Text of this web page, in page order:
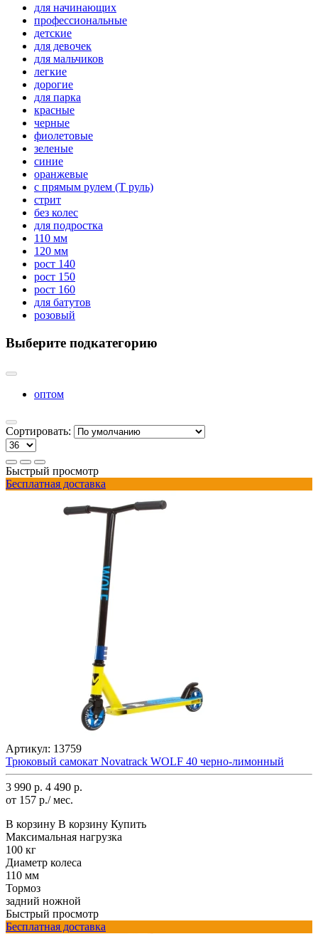
для начинающих
профессиональные
детские
для девочек
для мальчиков
легкие
дорогие
для парка
красные
черные
фиолетовые
зеленые
синие
оранжевые
с прямым рулем (Т руль)
стрит
без колес
для подростка
110 мм
120 мм
рост 140
рост 150
рост 160
для батутов
розовый
Выберите подкатегорию
оптом
Сортировать:
Быстрый просмотр
Бесплатная доставка
Артикул: 13759
Трюковый самокат Novatrack WOLF 40 черно-лимонный
3 990 р. 4 490 р.
от 157 р./ мес.
В корзину В корзину Купить
Максимальная нагрузка
100 кг
Диаметр колеса
110 мм
Тормоз
задний ножной
Быстрый просмотр
Бесплатная доставка